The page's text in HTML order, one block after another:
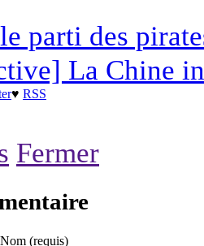
parti des
La Chine
♥ RSS
Fermer
Nom (requis)